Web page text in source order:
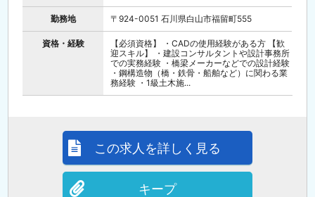
勤務地 〒924-0051 石川県白山市福留町555
資格・経験
【必須資格】 ・CADの使用経験がある方 【歓
迎スキル】 ・建設コンサルタントや設計事務所
での実務経験 ・橋梁メーカーなどでの設計経験
・鋼構造物（橋・鉄骨・船舶など）に関わる業
務経験 ・1級土木施...
この求人を詳しく見る
キープ